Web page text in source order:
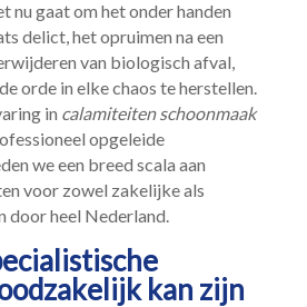
nu gaat om het onder handen
delict, het opruimen na een
van biologisch afval,
orde in elke chaos te herstellen.​
in calamiteiten schoonmaak
opgeleide
we een breed scala aan
voor zowel zakelijke als
door heel Nederland.​
kan zijn